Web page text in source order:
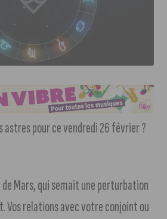
astres pour ce vendredi 26 février ?
de Mars, qui semait une perturbation
Vos relations avec votre conjoint ou